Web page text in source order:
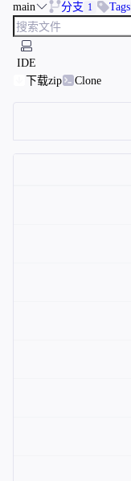
main 分支 1 Tags
IDE
下载zip
Clone